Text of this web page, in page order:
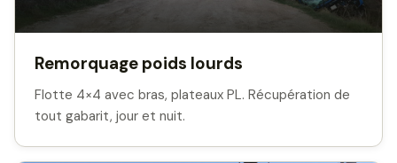
Remorquage poids lourds
Flotte 4×4 avec bras, plateaux PL. Récupération de
tout gabarit, jour et nuit.